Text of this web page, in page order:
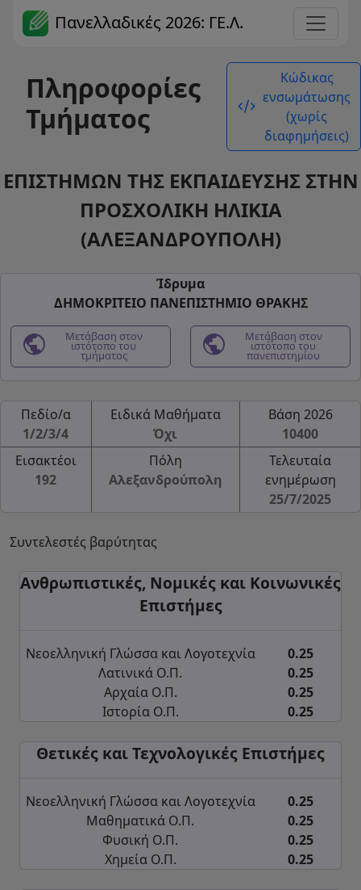
Πανελλαδικές 2026: ΓΕ.Λ.
Πληροφορίες
Τμήματος
code_xml
Κώδικας
ενσωμάτωσης
(χωρίς
διαφημήσεις)
ΕΠΙΣΤΗΜΩΝ ΤΗΣ ΕΚΠΑΙΔΕΥΣΗΣ ΣΤΗΝ
ΠΡΟΣΧΟΛΙΚΗ ΗΛΙΚΙΑ
(ΑΛΕΞΑΝΔΡΟΥΠΟΛΗ)
Ίδρυμα
ΔΗΜΟΚΡΙΤΕΙΟ ΠΑΝΕΠΙΣΤΗΜΙΟ ΘΡΑΚΗΣ
public Μετάβαση στον
ιστότοπο του
τμήματος public Μετάβαση στον
ιστότοπο του
πανεπιστημίου
Πεδίο/α
1/2/3/4
Ειδικά Μαθήματα
Όχι
Βάση 2026
10400
Εισακτέοι
192
Πόλη
Αλεξανδρούπολη
Τελευταία
ενημέρωση
25/7/2025
Συντελεστές βαρύτητας
Ανθρωπιστικές, Νομικές και Κοινωνικές
Επιστήμες
Νεοελληνική Γλώσσα και Λογοτεχνία
0.25
Λατινικά Ο.Π.
0.25
Αρχαία Ο.Π.
0.25
Ιστορία Ο.Π.
0.25
Θετικές και Τεχνολογικές Επιστήμες
Νεοελληνική Γλώσσα και Λογοτεχνία
0.25
Μαθηματικά Ο.Π.
0.25
Φυσική Ο.Π.
0.25
Χημεία Ο.Π.
0.25